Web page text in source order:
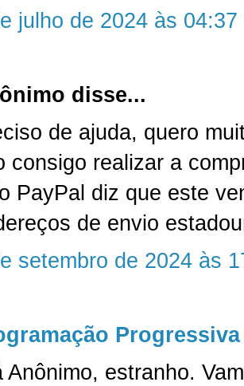
julho de 2024 às 04:37
disse...
de ajuda, quero
consigo realizar a
PayPal diz que este
de envio
setembro de 2024 às
Progressiva
Anônimo, estranho.